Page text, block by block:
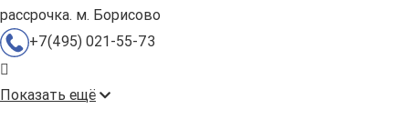
рассрочка. м. Борисово
+7(495) 021-55-73
Показать ещё